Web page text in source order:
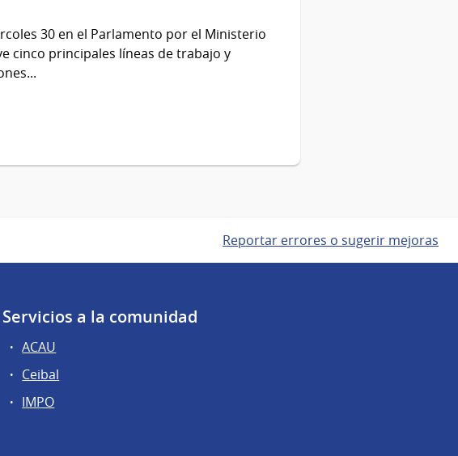
30 en el Parlamento por el Ministerio
cinco principales líneas de trabajo y
Reportar errores o sugerir mejoras
Servicios a la comunidad
ACAU
Ceibal
IMPO